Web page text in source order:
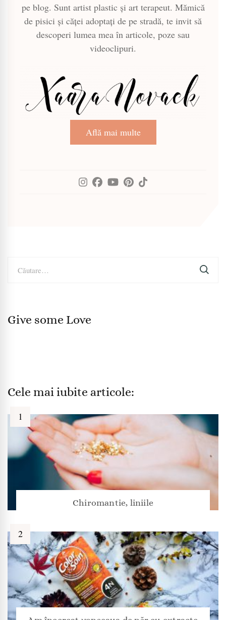
pe blog. Sunt artist plastic și art terapeut. Mămică
de pisici și căței adoptați de pe stradă, te invit să
descoperi lumea mea în articole, poze sau
videoclipuri.
Află mai multe
după:
Give some Love
Cele mai iubite articole:
Chiromantie, liniile